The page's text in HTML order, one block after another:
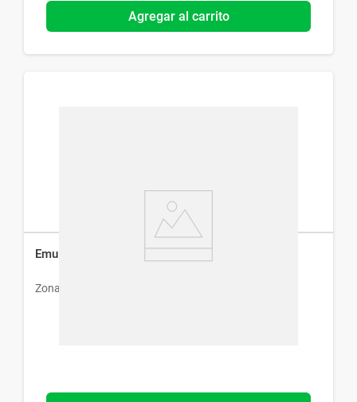
Agregar al carrito
Emulsión Zona Libre x 200 ml
Zona Libre